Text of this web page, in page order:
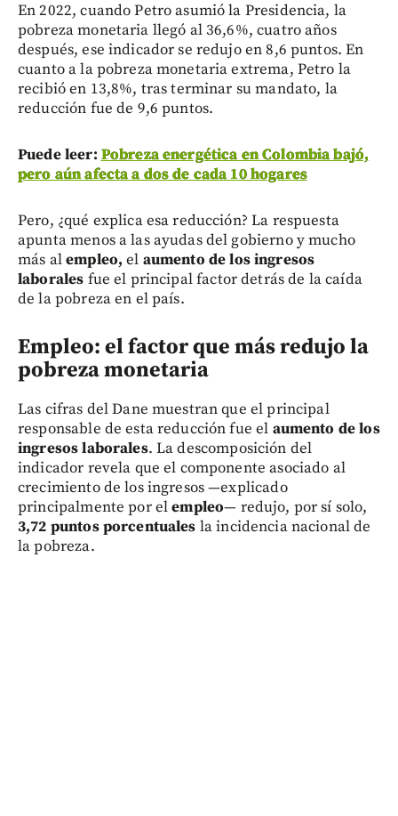
En 2022, cuando Petro asumió la Presidencia, la
pobreza monetaria llegó al 36,6%, cuatro años
después, ese indicador se redujo en 8,6 puntos. En
cuanto a la pobreza monetaria extrema, Petro la
recibió en 13,8%, tras terminar su mandato, la
reducción fue de 9,6 puntos.
Puede leer: Pobreza energética en Colombia bajó,
pero aún afecta a dos de cada 10 hogares
Pero, ¿qué explica esa reducción? La respuesta
apunta menos a las ayudas del gobierno y mucho
más alempleo, el aumento de los ingresos
laborales fue el principal factor detrás de la caída
de la pobreza en el país.
Empleo: el factor que más redujo la
pobreza monetaria
Las cifras del Dane muestran que el principal
responsable de esta reducción fue el aumento de los
ingresos laborales. La descomposición del
indicador revela que el componente asociado al
crecimiento de los ingresos —explicado
principalmente por elempleo— redujo, por sí solo,
3,72 puntos porcentuales la incidencia nacional de
la pobreza.